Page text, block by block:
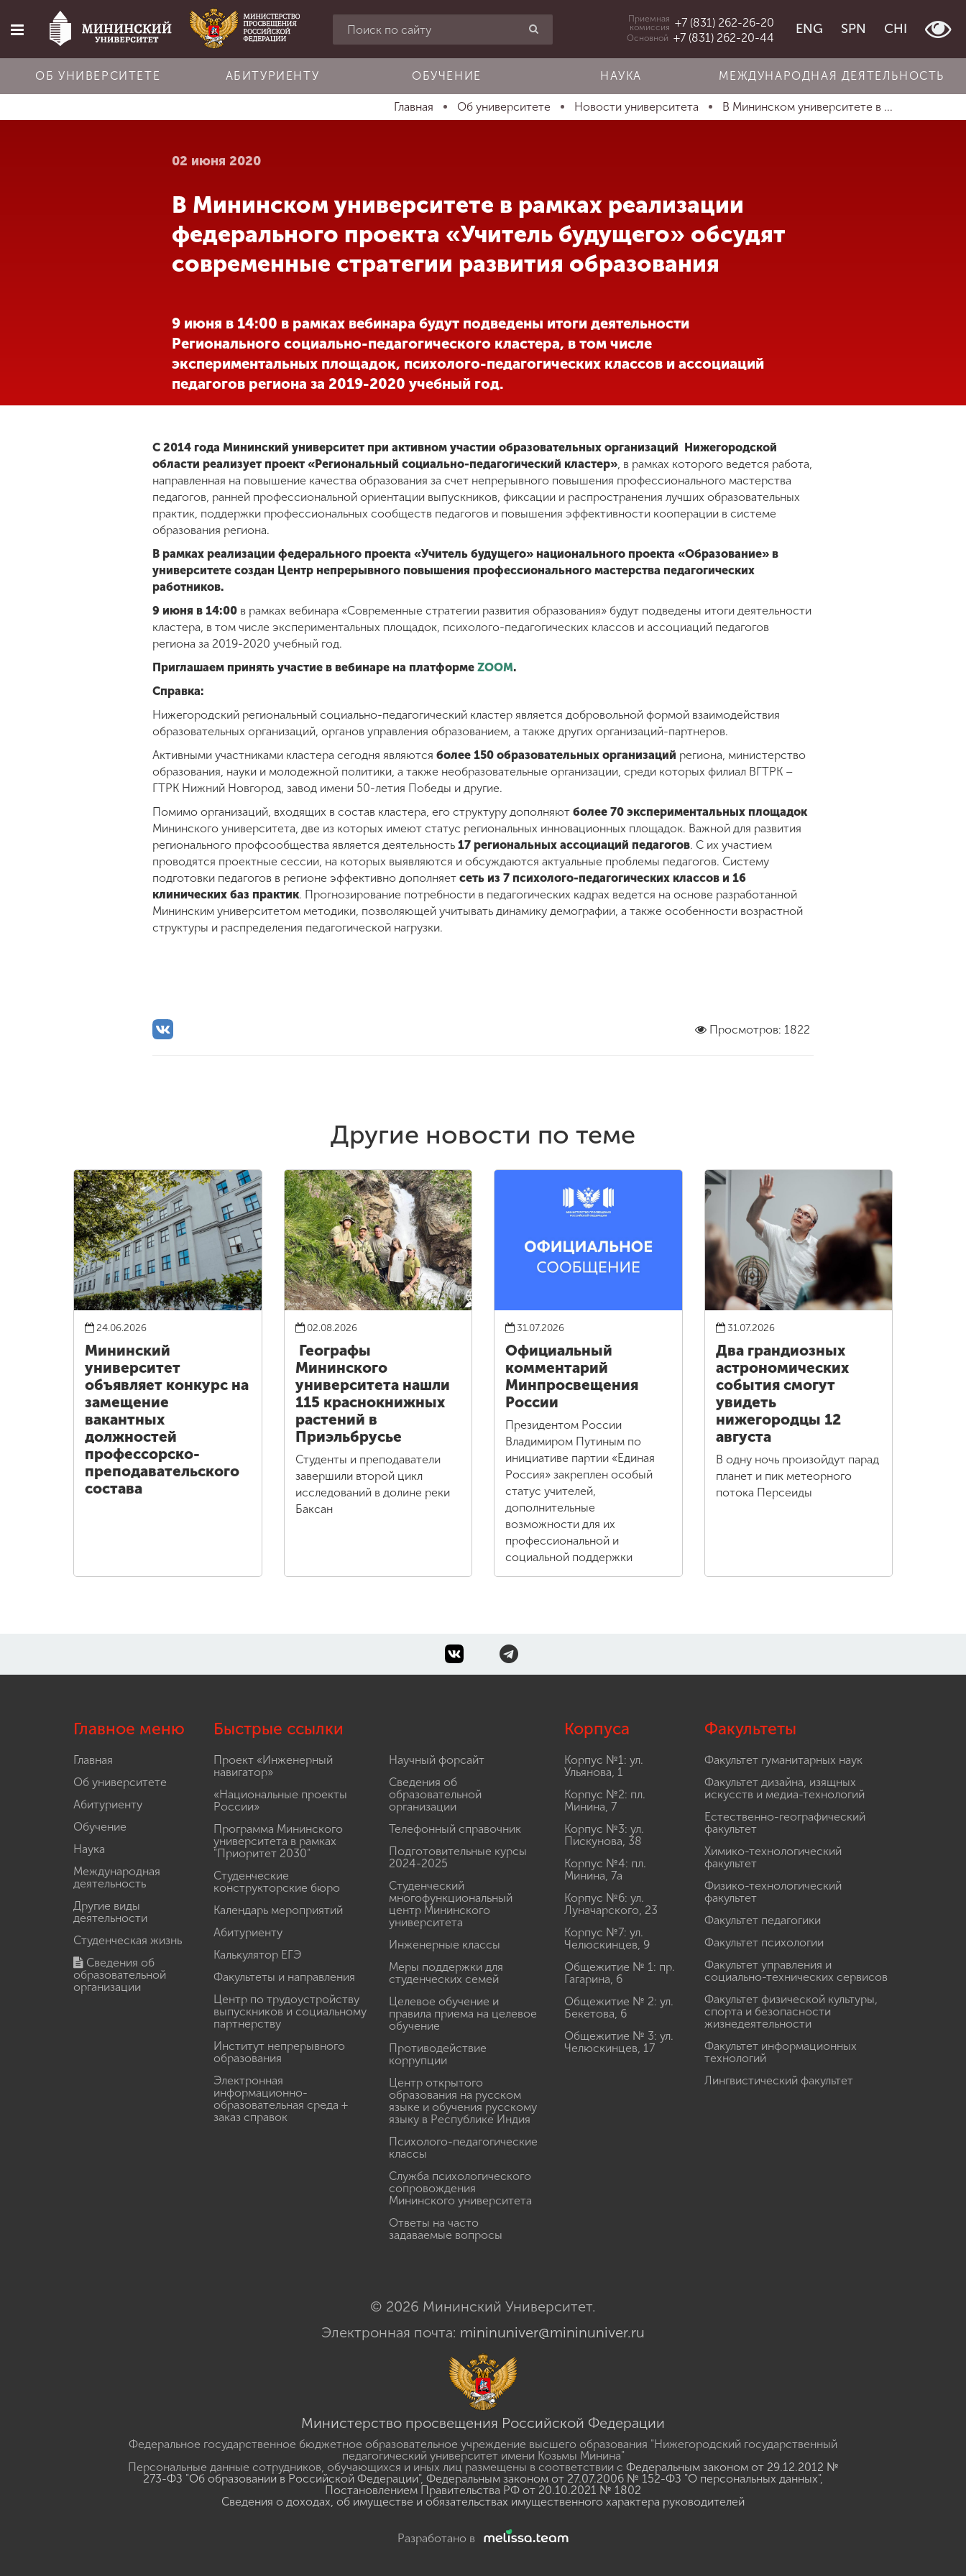
Главная
Другие виды
Приемная
комиссия +7 (831) 262-26-20
Основной +7 (831) 262-20-44
ENG SPN CHI
ОБ УНИВЕРСИТЕТЕ АБИТУРИЕНТУ ОБУЧЕНИЕ НАУКА МЕЖДУНАРОДНАЯ ДЕЯТЕЛЬНОСТЬ
Главная Об университете Новости университета В Мининском университете в ...
02 июня 2020
В Мининском университете в рамках реализации
федерального проекта «Учитель будущего» обсудят
современные стратегии развития образования
9 июня в 14:00 в рамках вебинара будут подведены итоги деятельности
Регионального социально-педагогического кластера, в том числе
экспериментальных площадок, психолого-педагогических классов и ассоциаций
педагогов региона за 2019-2020 учебный год.
С 2014 года Мининский университет при активном участии образовательных организаций Нижегородской
области реализует проект «Региональный социально-педагогический кластер», в рамках которого ведется работа,
направленная на повышение качества образования за счет непрерывного повышения профессионального мастерства
педагогов, ранней профессиональной ориентации выпускников, фиксации и распространения лучших образовательных
практик, поддержки профессиональных сообществ педагогов и повышения эффективности кооперации в системе
образования региона.
В рамках реализации федерального проекта «Учитель будущего» национального проекта «Образование» в
университете создан Центр непрерывного повышения профессионального мастерства педагогических
работников.
9 июня в 14:00 в рамках вебинара «Современные стратегии развития образования» будут подведены итоги деятельности
кластера, в том числе экспериментальных площадок, психолого-педагогических классов и ассоциаций педагогов
региона за 2019-2020 учебный год.
Приглашаем принять участие в вебинаре на платформе ZOOM.
Справка:
Нижегородский региональный социально-педагогический кластер является добровольной формой взаимодействия
образовательных организаций, органов управления образованием, а также других организаций-партнеров.
Активными участниками кластера сегодня являются более 150 образовательных организаций региона, министерство
образования, науки и молодежной политики, а также необразовательные организации, среди которых филиал ВГТРК –
ГТРК Нижний Новгород, завод имени 50-летия Победы и другие.
Помимо организаций, входящих в состав кластера, его структуру дополняют более 70 экспериментальных площадок
Мининского университета, две из которых имеют статус региональных инновационных площадок. Важной для развития
регионального профсообщества является деятельность 17 региональных ассоциаций педагогов. С их участием
проводятся проектные сессии, на которых выявляются и обсуждаются актуальные проблемы педагогов. Систему
подготовки педагогов в регионе эффективно дополняет сеть из 7 психолого-педагогических классов и 16
клинических баз практик. Прогнозирование потребности в педагогических кадрах ведется на основе разработанной
Мининским университетом методики, позволяющей учитывать динамику демографии, а также особенности возрастной
структуры и распределения педагогической нагрузки.
Просмотров: 1822
Другие новости по теме
24.06.2026
Мининский
университет
объявляет конкурс на
замещение
вакантных
должностей
профессорско-
преподавательского
состава
02.08.2026
Географы
Мининского
университета нашли
115 краснокнижных
растений в
Приэльбрусье
Студенты и преподаватели
завершили второй цикл
исследований в долине реки
Баксан
31.07.2026
Официальный
комментарий
Минпросвещения
России
Президентом России
Владимиром Путиным по
инициативе партии «Единая
Россия» закреплен особый
статус учителей,
дополнительные
возможности для их
профессиональной и
социальной поддержки
31.07.2026
Два грандиозных
астрономических
события смогут
увидеть
нижегородцы 12
августа
В одну ночь произойдут парад
планет и пик метеорного
потока Персеиды
Главное меню
Главная
Об университете
Абитуриенту
Обучение
Наука
Международная
деятельность
Другие виды
деятельности
Студенческая жизнь
Сведения об
образовательной
организации
Быстрые ссылки
Проект «Инженерный
навигатор»
«Национальные проекты
России»
Программа Мининского
университета в рамках
"Приоритет 2030"
Студенческие
конструкторские бюро
Календарь мероприятий
Абитуриенту
Калькулятор ЕГЭ
Факультеты и направления
Центр по трудоустройству
выпускников и социальному
партнерству
Институт непрерывного
образования
Электронная
информационно-
образовательная среда +
заказ справок
Научный форсайт
Сведения об
образовательной
организации
Телефонный справочник
Подготовительные курсы
2024-2025
Студенческий
многофункциональный
центр Мининского
университета
Инженерные классы
Меры поддержки для
студенческих семей
Целевое обучение и
правила приема на целевое
обучение
Противодействие
коррупции
Центр открытого
образования на русском
языке и обучения русскому
языку в Республике Индия
Психолого-педагогические
классы
Служба психологического
сопровождения
Мининского университета
Ответы на часто
задаваемые вопросы
Корпуса
Корпус №1: ул.
Ульянова, 1
Корпус №2: пл.
Минина, 7
Корпус №3: ул.
Пискунова, 38
Корпус №4: пл.
Минина, 7а
Корпус №6: ул.
Луначарского, 23
Корпус №7: ул.
Челюскинцев, 9
Общежитие № 1: пр.
Гагарина, 6
Общежитие № 2: ул.
Бекетова, 6
Общежитие № 3: ул.
Челюскинцев, 17
Факультеты
Факультет гуманитарных наук
Факультет дизайна, изящных
искусств и медиа-технологий
Естественно-географический
факультет
Химико-технологический
факультет
Физико-технологический
факультет
Факультет педагогики
Факультет психологии
Факультет управления и
социально-технических сервисов
Факультет физической культуры,
спорта и безопасности
жизнедеятельности
Факультет информационных
технологий
Лингвистический факультет
© 2026 Мининский Университет.
Электронная почта: mininuniver@mininuniver.ru
Министерство просвещения Российской Федерации
Федеральное государственное бюджетное образовательное учреждение высшего образования "Нижегородский государственный
педагогический университет имени Козьмы Минина"
Персональные данные сотрудников, обучающихся и иных лиц размещены в соответствии с Федеральным законом от 29.12.2012 №
273-ФЗ "Об образовании в Российской Федерации", Федеральным законом от 27.07.2006 № 152-ФЗ "О персональных данных",
Постановлением Правительства РФ от 20.10.2021 № 1802
Сведения о доходах, об имуществе и обязательствах имущественного характера руководителей
Разработано в